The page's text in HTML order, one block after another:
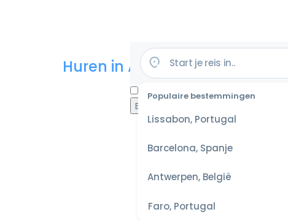
Populaire bestemmingen
Lissabon, Portugal
Barcelona, Spanje
Antwerpen, België
Faro, Portugal
Huren in Amerika